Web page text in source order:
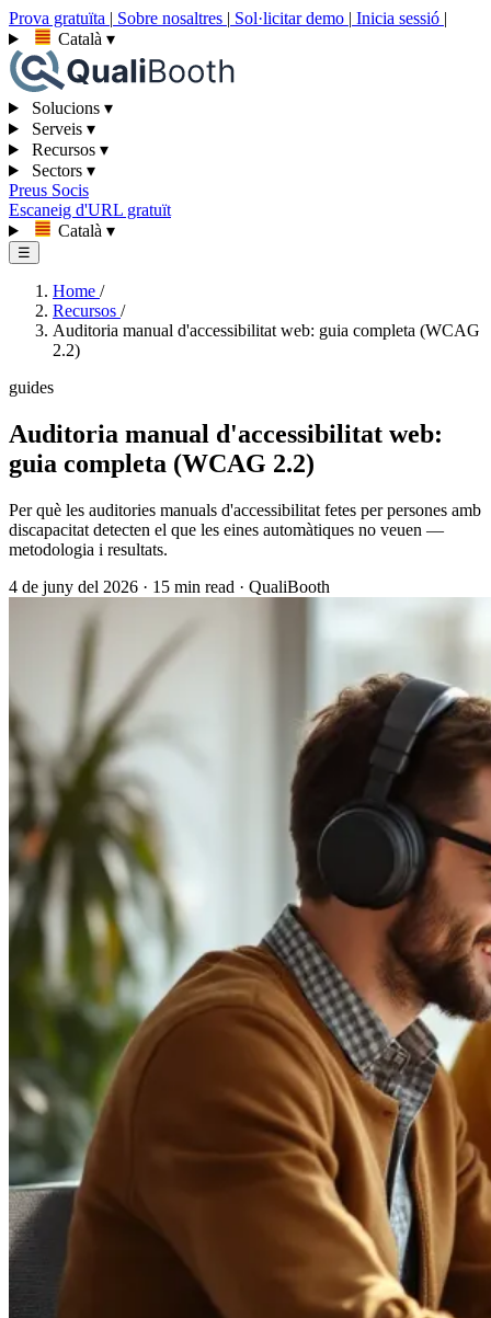
Prova gratuïta | Sobre nosaltres | Sol·licitar demo | Inicia sessió |
Català ▾
Solucions ▾
Serveis ▾
Recursos ▾
Sectors ▾
Preus Socis
Escaneig d'URL gratuït
Català ▾
☰
Home /
Recursos /
Auditoria manual d'accessibilitat web: guia completa (WCAG
2.2)
guides
Auditoria manual d'accessibilitat web:
guia completa (WCAG 2.2)
Per què les auditories manuals d'accessibilitat fetes per persones amb
discapacitat detecten el que les eines automàtiques no veuen —
metodologia i resultats.
4 de juny del 2026 · 15 min read · QualiBooth